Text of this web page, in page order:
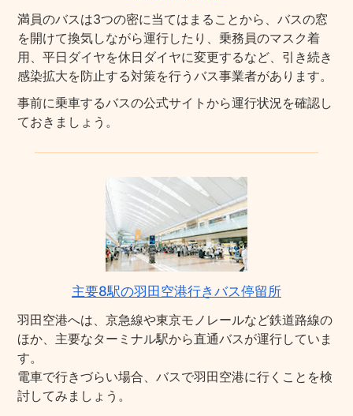
満員のバスは3つの密に当てはまることから、バスの窓
を開けて換気しながら運行したり、乗務員のマスク着
用、平日ダイヤを休日ダイヤに変更するなど、引き続き
感染拡大を防止する対策を行うバス事業者があります。
事前に乗車するバスの公式サイトから運行状況を確認し
ておきましょう。
主要8駅の羽田空港行きバス停留所
羽田空港へは、京急線や東京モノレールなど鉄道路線の
ほか、主要なターミナル駅から直通バスが運行していま
す。
電車で行きづらい場合、バスで羽田空港に行くことを検
討してみましょう。